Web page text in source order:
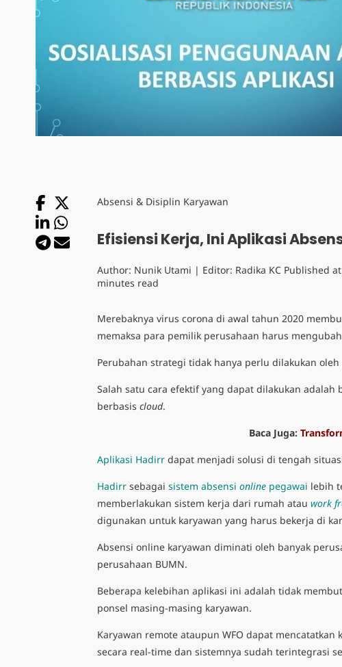
Absensi & Disiplin Karyawan
Efisiensi Kerja, Ini Aplikasi
Author: Nunik Utami | Editor: Radika KC Published at
minutes read
Merebaknya virus corona di awal tahun 2020
memaksa para pemilik perusahaan harus
Perubahan strategi tidak hanya perlu dilakukan
Salah satu cara efektif yang dapat dilakukan
berbasis cloud.
Baca Juga:
Aplikasi Hadirr dapat menjadi solusi di tengah
Hadirr sebagai sistem absensi online pegawai lebih
memberlakukan sistem kerja dari rumah atau work
digunakan untuk karyawan yang harus bekerja di
Absensi online karyawan diminati oleh banyak
perusahaan BUMN.
Beberapa kelebihan aplikasi ini adalah tidak
ponsel masing-masing karyawan.
Karyawan remote ataupun WFO dapat
secara real-time dan sistemnya sudah terintegrasi